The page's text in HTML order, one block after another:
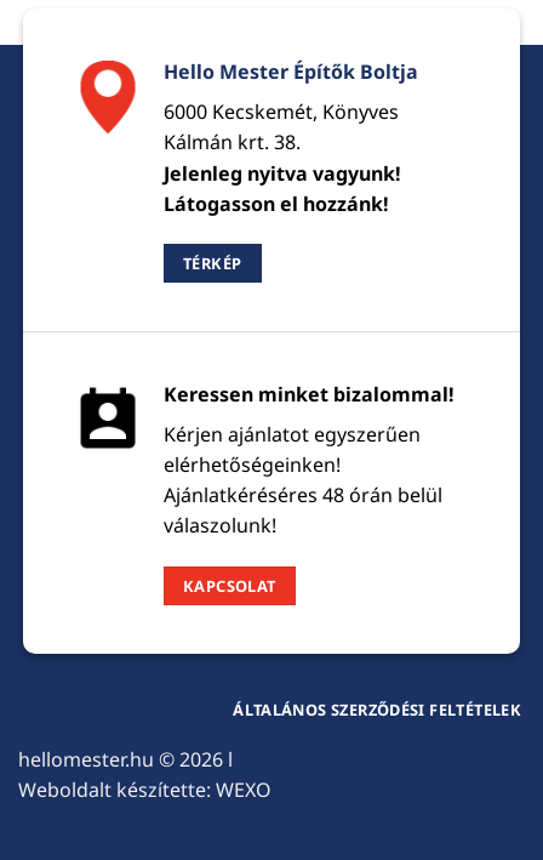
Hello Mester Építők Boltja
6000 Kecskemét, Könyves
Kálmán krt. 38.
Jelenleg nyitva vagyunk!
Látogasson el hozzánk!
TÉRKÉP
Keressen minket bizalommal!
Kérjen ajánlatot egyszerűen
elérhetőségeinken!
Ajánlatkéréséres 48 órán belül
válaszolunk!
KAPCSOLAT
hellomester.hu © 2026 l
Weboldalt készítette: WEXO
ÁLTALÁNOS SZERZŐDÉSI FELTÉTELEK